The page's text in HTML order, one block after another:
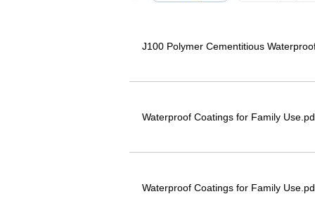
J100 Polymer Cementitious
Waterproof Coatings for Family
Waterproof Coatings for Family